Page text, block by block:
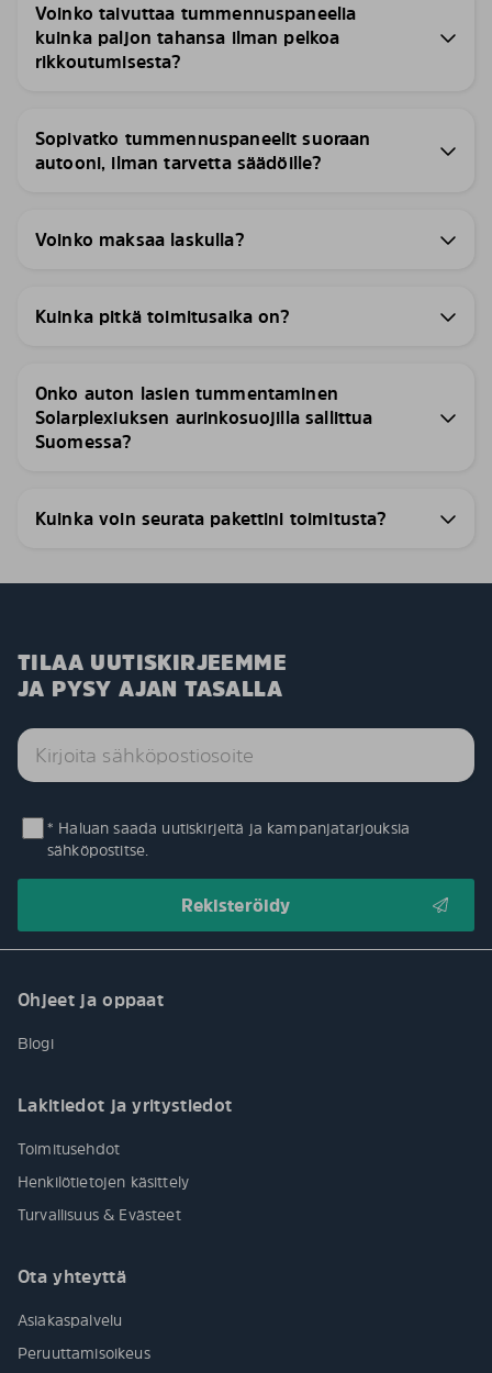
Voinko taivuttaa tummennuspaneelia
kuinka paljon tahansa ilman pelkoa
rikkoutumisesta?
Sopivatko tummennuspaneelit suoraan
autooni, ilman tarvetta säädöille?
Voinko maksaa laskulla?
Kuinka pitkä toimitusaika on?
Onko auton lasien tummentaminen
Solarplexiuksen aurinkosuojilla sallittua
Suomessa?
Kuinka voin seurata pakettini toimitusta?
TILAA UUTISKIRJEEMME
JA PYSY AJAN TASALLA
* Haluan saada uutiskirjeitä ja kampanjatarjouksia
sähköpostitse.
Ohjeet ja oppaat
Blogi
Lakitiedot ja yritystiedot
Toimitusehdot
Henkilötietojen käsittely
Turvallisuus & Evästeet
Ota yhteyttä
Asiakaspalvelu
Peruuttamisoikeus